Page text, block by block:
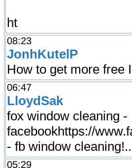
ht
08:23
JonhKutelP
How to get more free
06:47
LloydSak
fox window cleaning -
facebookhttps://
- fb window cleaning!..
05:29